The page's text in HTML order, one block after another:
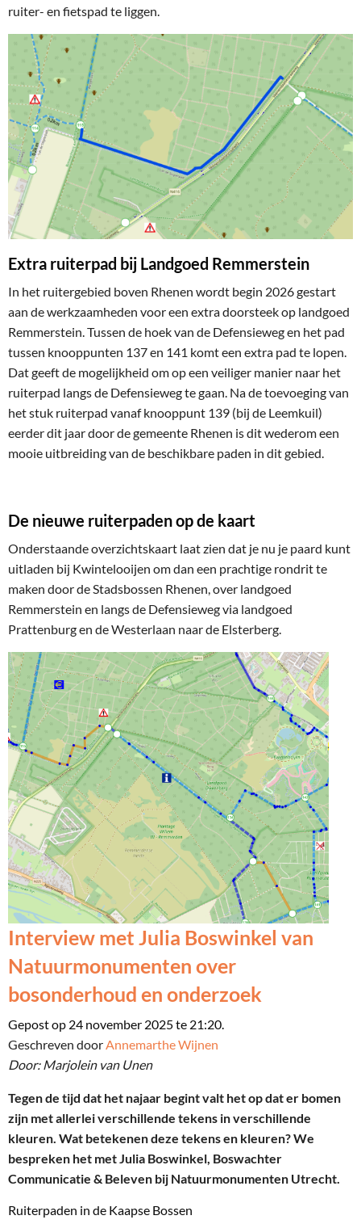
ruiter- en fietspad te liggen.
Extra ruiterpad bij Landgoed Remmerstein
In het ruitergebied boven Rhenen wordt begin 2026 gestart
aan de werkzaamheden voor een extra doorsteek op landgoed
Remmerstein. Tussen de hoek van de Defensieweg en het pad
tussen knooppunten 137 en 141 komt een extra pad te lopen.
Dat geeft de mogelijkheid om op een veiliger manier naar het
ruiterpad langs de Defensieweg te gaan. Na de toevoeging van
het stuk ruiterpad vanaf knooppunt 139 (bij de Leemkuil)
eerder dit jaar door de gemeente Rhenen is dit wederom een
mooie uitbreiding van de beschikbare paden in dit gebied.
De nieuwe ruiterpaden op de kaart
Onderstaande overzichtskaart laat zien dat je nu je paard kunt
uitladen bij Kwintelooijen om dan een prachtige rondrit te
maken door de Stadsbossen Rhenen, over landgoed
Remmerstein en langs de Defensieweg via landgoed
Prattenburg en de Westerlaan naar de Elsterberg.
Interview met Julia Boswinkel van
Natuurmonumenten over
bosonderhoud en onderzoek
Gepost op 24 november 2025 te 21:20.
Geschreven door Annemarthe Wijnen
Door: Marjolein van Unen
Tegen de tijd dat het najaar begint valt het op dat er bomen
zijn met allerlei verschillende tekens in verschillende
kleuren. Wat betekenen deze tekens en kleuren? We
bespreken het met Julia Boswinkel, Boswachter
Communicatie & Beleven bij Natuurmonumenten Utrecht.
Ruiterpaden in de Kaapse Bossen